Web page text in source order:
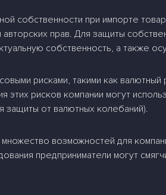
собственности при импорте
авторских прав. Для защиты
собственность, а также
рисками, такими как
этих рисков компании могут
защиты от валютных колебаний).
возможностей для
предприниматели могут